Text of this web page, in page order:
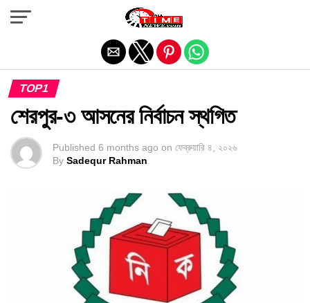
TOP1
শেরপুর-৩ আসনের নির্বাচন স্থগিত
Published 6 months ago on ফেব্রুয়ারি ৪, ২০২৬
By Sadequr Rahman
Exit mobile version